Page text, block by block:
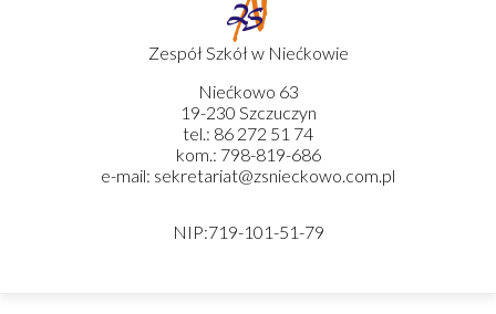
Zespół Szkół w Niećkowie
Niećkowo 63
19-230 Szczuczyn
tel.: 86 272 51 74
kom.: 798-819-686
e-mail: sekretariat@zsnieckowo.com.pl
NIP:719-101-51-79